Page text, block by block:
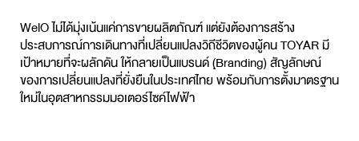
WelO ไม่ได้มุ่งเน้นแค่การขายผลิตภัณฑ์ แต่ยังต้องการสร้าง
ประสบการณ์การเดินทางที่เปลี่ยนแปลงวิถีชีวิตของผู้คน TOYAR มี
เป้าหมายที่จะผลักดัน ให้กลายเป็นแบรนด์ (ฺBranding) สัญลักษณ์
ของการเปลี่ยนแปลงที่ยั่งยืนในประเทศไทย พร้อมกับการตั้งมาตรฐาน
ใหม่ในอุตสาหกรรมมอเตอร์ไซค์ไฟฟ้า